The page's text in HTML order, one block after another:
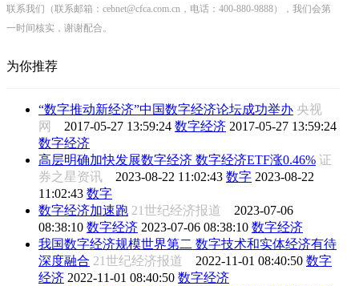
联系我们（联系邮箱：cebnet@cfca.com.cn，电话：400-880-9888），我们会第
一时间核实，谢谢配合。
为你推荐
“数字推动新经济”中国数字经济论坛成功举办 央视
网 2017-05-27 13:59:24 数字经济 2017-05-27 13:59:24
数字经济
高层明确加快发展数字经济 数字经济ETF涨0.46% 证
券之星资讯 2023-08-22 11:02:43 数字 2023-08-22
11:02:43 数字
数字经济加速跑 21世纪经济报道 2023-07-06
08:38:10 数字经济 2023-07-06 08:38:10 数字经济
我国数字经济规模世界第二 数字技术和实体经济有待
深度融合 21世纪经济报道 2022-11-01 08:40:50 数字
经济 2022-11-01 08:40:50 数字经济